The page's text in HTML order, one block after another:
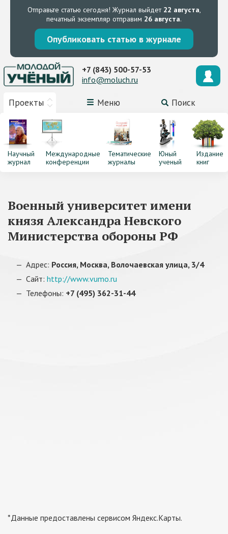
Отправьте статью сегодня! Журнал выйдет 22 августа,
печатный экземпляр отправим 26 августа.
Опубликовать статью в журнале
Проекты Меню Поиск
+7 (843) 500-57-53
info@moluch.ru
Научный
журнал
Международные
конференции
Тематические
журналы
Юный
ученый
Издание
книг
Военный университет имени
князя Александра Невского
Министерства обороны РФ
Адрес: Россия, Москва, Волочаевская улица, 3/4
Сайт: http://www.vumo.ru
Телефоны: +7 (495) 362-31-44
*Данные предоставлены сервисом Яндекс.Карты.